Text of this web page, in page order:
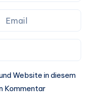
Website in diesem
Kommentar